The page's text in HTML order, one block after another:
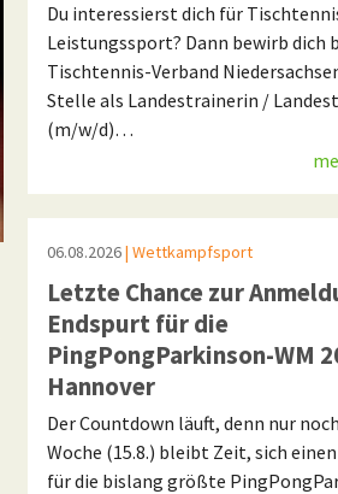
Du interessierst dich für
Leistungssport? Dann bewirb dich
Tischtennis-Verband
Stelle als Landestrainerin /
(m/w/d)…
06.08.2026| Wettkampfsport
Letzte Chance zur
Endspurt für die
PingPongParkinson-WM
Hannover
Der Countdown läuft, denn nur
Woche (15.8.) bleibt Zeit, sich
für die bislang größte